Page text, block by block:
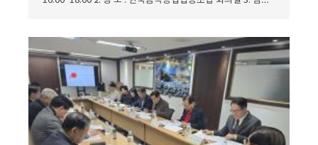
산 및 잉여금처분계산서(안) 총회 부의(안) - 원안대로 의결하
다. 제2호 의안 : 2025년도 사업계획 및 수지예산(안) 총회 부의
(안) - 원안대로 의결하다. 제3호 의안 : 총회 의결사항 중 일부
에 대한 이사회 위임(안) 총회 부의(안) - 원안대로 의결하다. 제
4호 의안 : 2025년도 조합추천 소액수의계약 및 소기업 공동사
업제품 추천한도 설정(안) 총회 부의(안) - 원안대로 의결하다.